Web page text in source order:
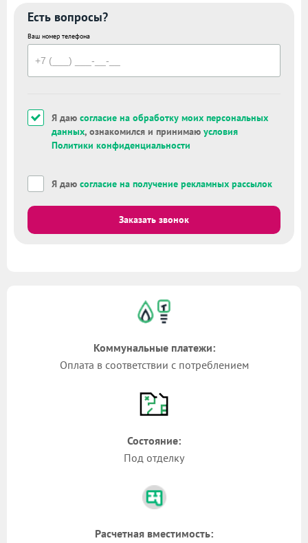
Есть вопросы?
Ваш номер телефона
Я даю согласие на обработку моих персональных
данных, ознакомился и принимаю условия
Политики конфиденциальности
Я даю согласие на получение рекламных рассылок
Заказать звонок
Коммунальные платежи:
Оплата в соответствии с потреблением
Состояние:
Под отделку
Расчетная вместимость: